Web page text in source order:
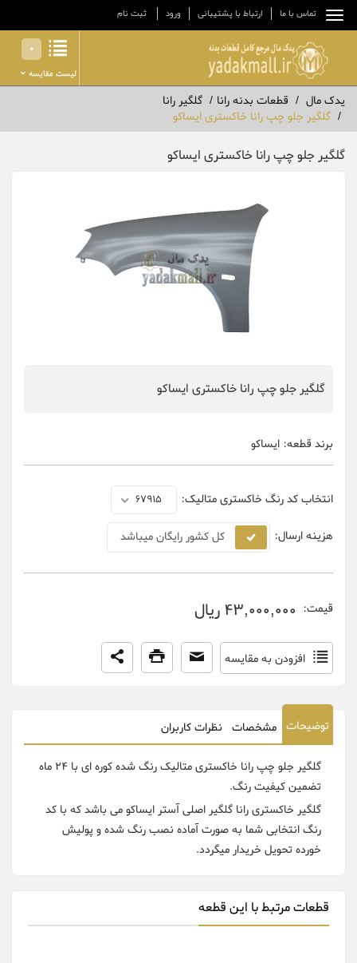
تماس با ما ارتباط با پشتیبانی ورود ثبت نام
0
لیست مقایسه
یدک مال قطعات بدنه رانا
گلگیر رانا
گلگیر جلو چپ رانا خاکستری ایساکو
گلگیر جلو چپ رانا خاکستری ایساکو
گلگیر جلو چپ رانا خاکستری ایساکو
برند قطعه: ایساکو
انتخاب کد رنگ خاکستری متالیک: 67915
هزینه ارسال: کل کشور رایگان میباشد
قیمت: 43,000,000 ریال
افزودن به مقایسه
توضیحات مشخصات نظرات کاربران
گلگیر جلو چپ رانا خاکستری متالیک رنگ شده کوره ای با 24 ماه
تضمین کیفیت رنگ.
گلگیر خاکستری رانا گلگیر اصلی آستر ایساکو می باشد که با کد
رنگ انتخابی شما به صورت آماده نصب رنگ شده و پولیش
خورده تحویل خریدار میگردد.
قطعات مرتبط با این قطعه